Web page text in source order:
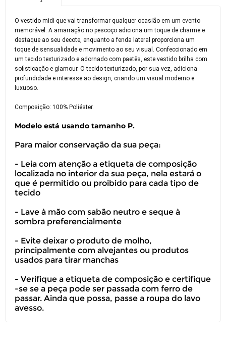
O vestido midi que vai transformar qualquer ocasião em um evento
memorável. A amarração no pescoço adiciona um toque de charme e
destaque ao seu decote, enquanto a fenda lateral proporciona um
toque de sensualidade e movimento ao seu visual. Confeccionado em
um tecido texturizado e adornado com paetês, este vestido brilha com
sofisticação e glamour. O tecido texturizado, por sua vez, adiciona
profundidade e interesse ao design, criando um visual moderno e
luxuoso.
Composição: 100% Poliéster.
Modelo está usando tamanho P.
Para maior conservação da sua peça:
- Leia com atenção a etiqueta de composição
localizada no interior da sua peça, nela estará o
que é permitido ou proibido para cada tipo de
tecido
- Lave à mão com sabão neutro e seque à
sombra preferencialmente
- Evite deixar o produto de molho,
principalmente com alvejantes ou produtos
usados para tirar manchas
- Verifique a etiqueta de composição e certifique
-se se a peça pode ser passada com ferro de
passar. Ainda que possa, passe a roupa do lavo
avesso.